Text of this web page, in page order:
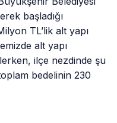
başladığı
TL’lik alt yapı
alt yapı
ilçe nezdinde şu
bedelinin 230